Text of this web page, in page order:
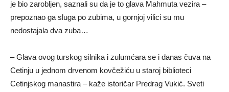
je bio zarobljen, saznali su da je to glava Mahmuta vezira –
prepoznao ga sluga po zubima, u gornjoj vilici su mu
nedostajala dva zuba…
– Glava ovog turskog silnika i zulumćara se i danas čuva na
Cetinju u jednom drvenom kovčežiću u staroj biblioteci
Cetinjskog manastira – kaže istoričar Predrag Vukić. Sveti